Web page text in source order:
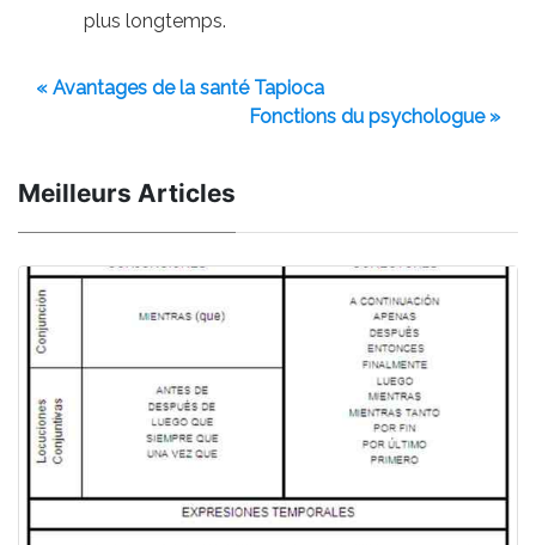
plus longtemps.
« Avantages de la santé Tapioca
Fonctions du psychologue »
Meilleurs Articles